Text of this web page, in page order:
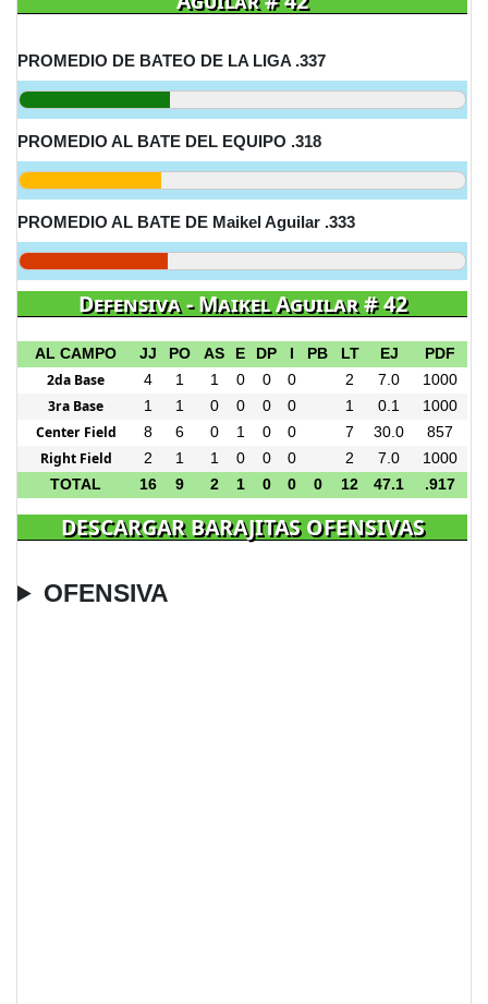
PROMEDIO DE BATEO DE LA LIGA .337
PROMEDIO AL BATE DEL EQUIPO .318
PROMEDIO AL BATE DE Maikel Aguilar .333
Defensiva - Maikel Aguilar # 42
AL CAMPO JJ PO AS E DP PB LT EJ PDF
2da Base 4 1 1 0 0 0 2 7.0 1000
3ra Base 1 1 0 0 0 0 1 0.1 1000
Center Field 8 6 0 1 0 0 7 30.0 857
Right Field 2 1 1 0 0 0 2 7.0
1000
TOTAL
16 9 2 1 0 0 0 12 47.1 .917
DESCARGAR BARAJITAS OFENSIVAS
OFENSIVA